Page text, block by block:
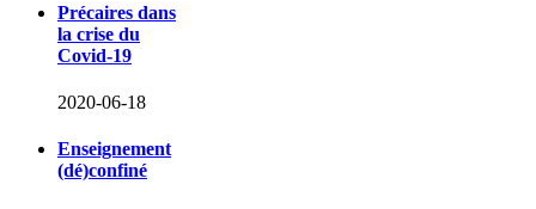
Précaires dans
la crise du
Covid-19
2020-06-18
Enseignement
(dé)confiné